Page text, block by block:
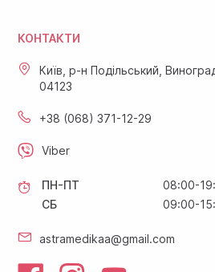
КОНТАКТИ
Київ, р-н Подільський,
04123
+38 (068) 371-12-29
Viber
ПН-ПТ
08:00-
СБ
09:00-
astramedikaa@gmail.com